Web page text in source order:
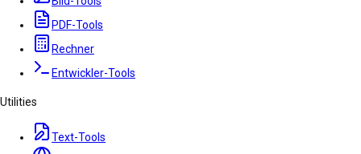
PDF-Tools
Rechner
Entwickler-Tools
Utilities
Text-Tools